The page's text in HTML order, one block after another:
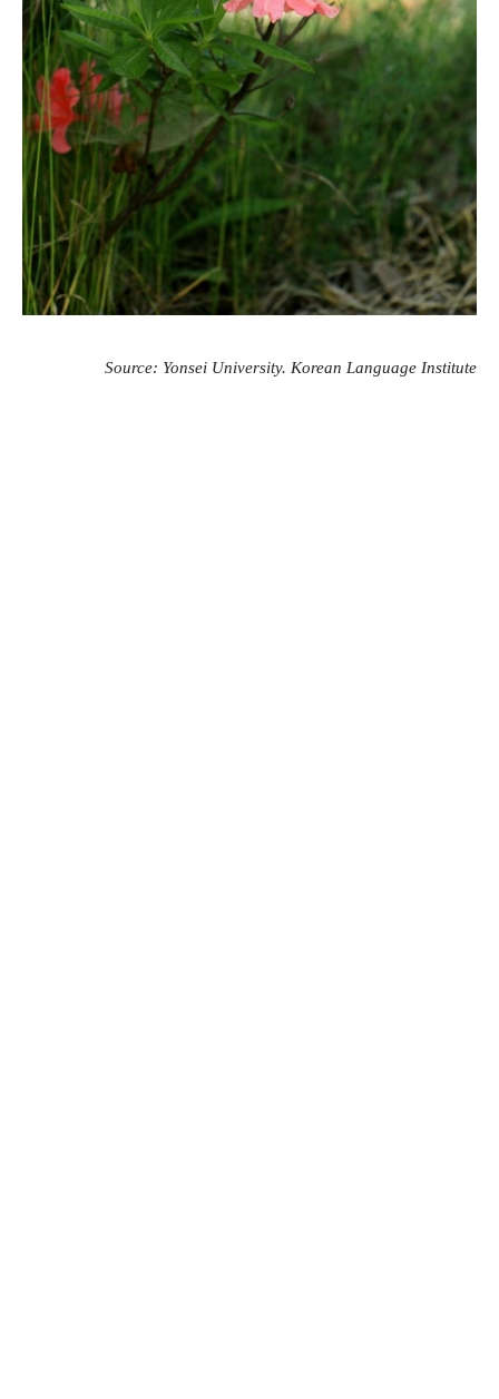
Source: Yonsei University. Korean Language Institute